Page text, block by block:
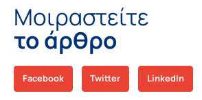
Μοιραστείτε
το άρθρο
Facebook Twitter LinkedIn